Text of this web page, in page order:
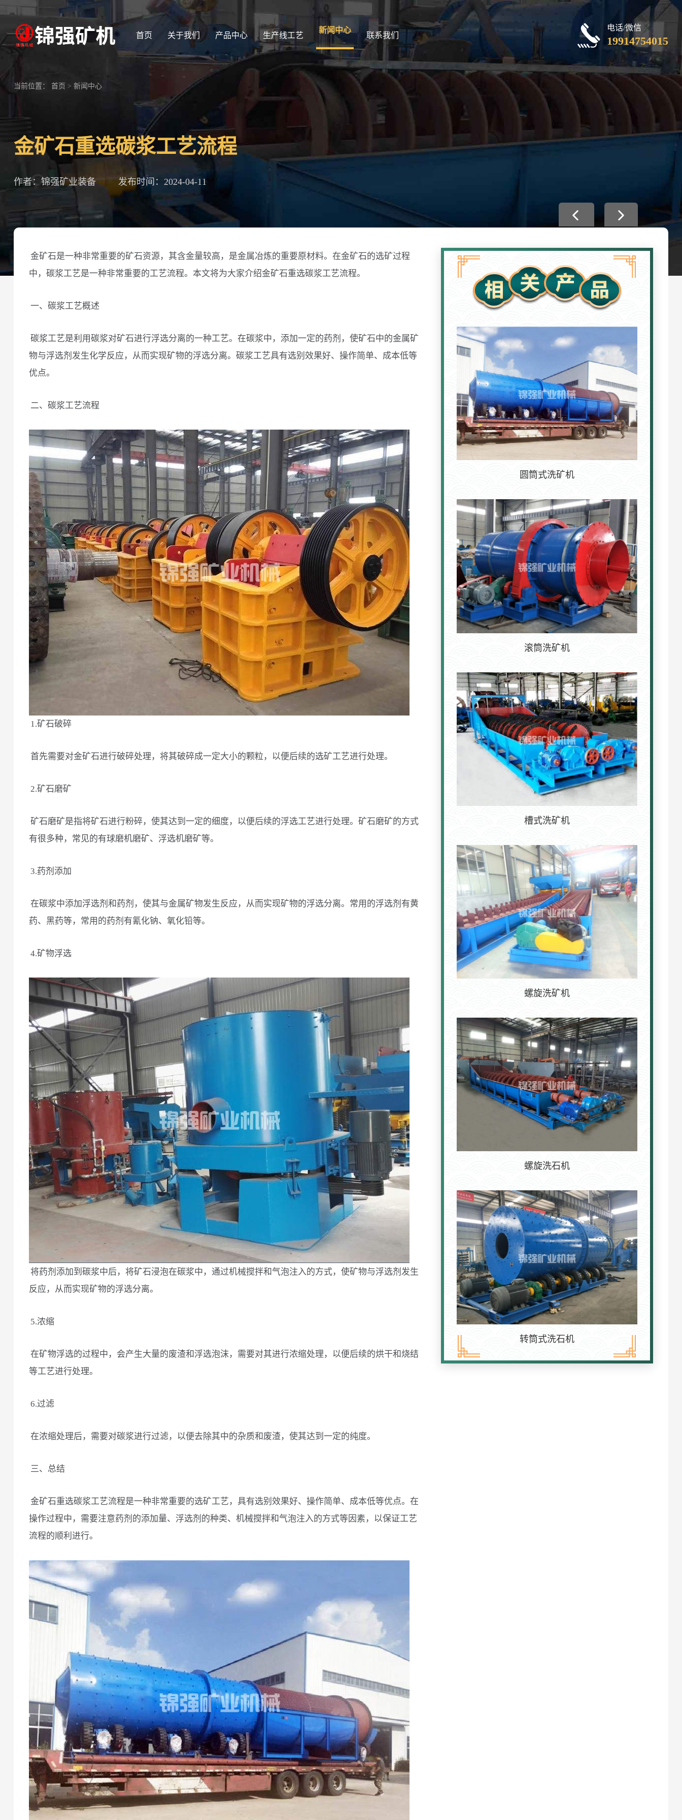
首页 关于我们 产品中心 生产线工艺
新闻中心
联系我们
电话/微信
19914754015
当前位置： 首页 > 新闻中心
金矿石重选碳浆工艺流程
作者：锦强矿业装备 发布时间：2024-04-11
金矿石是一种非常重要的矿石资源，其含金量较高，是金属冶炼的重要原材料。在金矿石的选矿过程
中，碳浆工艺是一种非常重要的工艺流程。本文将为大家介绍金矿石重选碳浆工艺流程。
一、碳浆工艺概述
碳浆工艺是利用碳浆对矿石进行浮选分离的一种工艺。在碳浆中，添加一定的药剂，使矿石中的金属矿
物与浮选剂发生化学反应，从而实现矿物的浮选分离。碳浆工艺具有选别效果好、操作简单、成本低等
优点。
二、碳浆工艺流程
1.矿石破碎
首先需要对金矿石进行破碎处理，将其破碎成一定大小的颗粒，以便后续的选矿工艺进行处理。
2.矿石磨矿
矿石磨矿是指将矿石进行粉碎，使其达到一定的细度，以便后续的浮选工艺进行处理。矿石磨矿的方式
有很多种，常见的有球磨机磨矿、浮选机磨矿等。
3.药剂添加
在碳浆中添加浮选剂和药剂，使其与金属矿物发生反应，从而实现矿物的浮选分离。常用的浮选剂有黄
药、黑药等，常用的药剂有氰化钠、氧化铅等。
4.矿物浮选
将药剂添加到碳浆中后，将矿石浸泡在碳浆中，通过机械搅拌和气泡注入的方式，使矿物与浮选剂发生
反应，从而实现矿物的浮选分离。
5.浓缩
在矿物浮选的过程中，会产生大量的废渣和浮选泡沫，需要对其进行浓缩处理，以便后续的烘干和烧结
等工艺进行处理。
6.过滤
在浓缩处理后，需要对碳浆进行过滤，以便去除其中的杂质和废渣，使其达到一定的纯度。
三、总结
金矿石重选碳浆工艺流程是一种非常重要的选矿工艺，具有选别效果好、操作简单、成本低等优点。在
操作过程中，需要注意药剂的添加量、浮选剂的种类、机械搅拌和气泡注入的方式等因素，以保证工艺
流程的顺利进行。
圆筒式洗矿机
滚筒洗矿机
槽式洗矿机
螺旋洗矿机
螺旋洗石机
转筒式洗石机